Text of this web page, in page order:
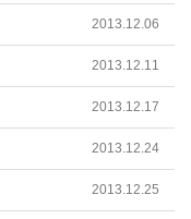
2013.12.06
2013.12.11
2013.12.17
2013.12.24
2013.12.25